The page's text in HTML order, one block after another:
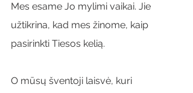
Mes esame Jo mylimi vaikai. Jie
užtikrina, kad mes žinome, kaip
pasirinkti Tiesos kelią.
O mūsų šventoji laisvė, kuri